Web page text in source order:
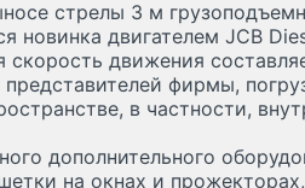
стрелы 3 м
новинка двигателем JCB
скорость движения
фирмы,
в частности,
дополнительного
на окнах и